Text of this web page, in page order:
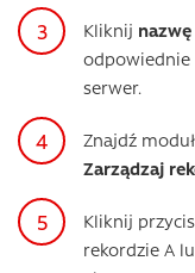
Kliknij
odpowiednie
serwer.
Znajdź moduł
Zarządzaj
Kliknij
rekordzie A